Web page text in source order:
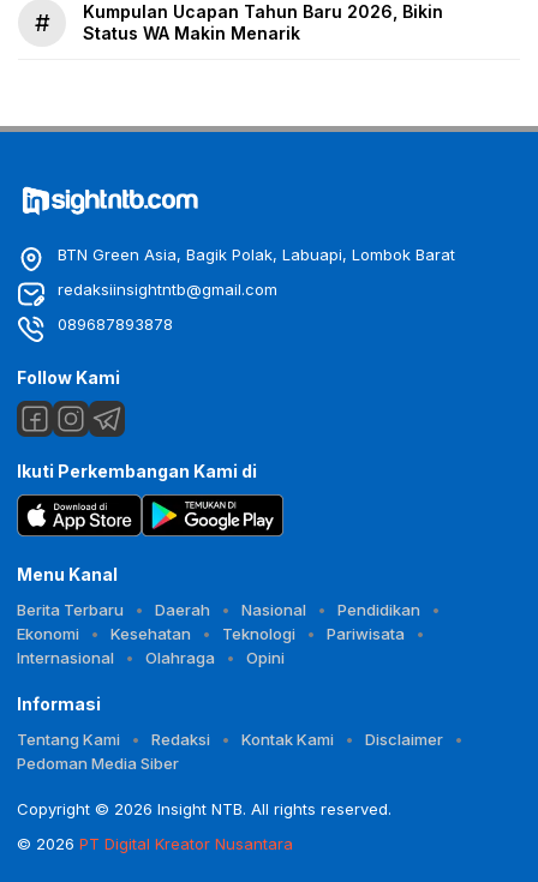
#
Kumpulan Ucapan Tahun Baru 2026, Bikin
Status WA Makin Menarik
BTN Green Asia, Bagik Polak, Labuapi, Lombok Barat
redaksiinsightntb@gmail.com
089687893878
Follow Kami
Ikuti Perkembangan Kami di
Menu Kanal
Berita Terbaru Daerah Nasional
Pendidikan
Ekonomi
Kesehatan Teknologi
Pariwisata
Internasional
Olahraga Opini
Informasi
Tentang Kami Redaksi Kontak Kami
Disclaimer
Pedoman Media Siber
Copyright © 2026 Insight NTB. All rights reserved.
© 2026 PT Digital Kreator Nusantara